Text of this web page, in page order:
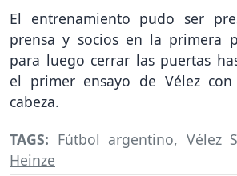
El entrenamiento pudo ser
prensa y socios en la primera
para luego cerrar las puertas
el primer ensayo de Vélez
cabeza.
TAGS: Fútbol argentino, Vélez
Heinze